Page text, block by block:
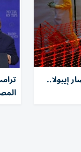
إيبولا..